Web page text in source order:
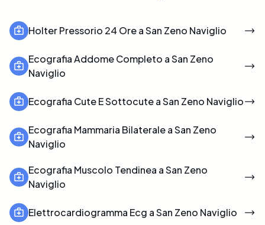
Holter Pressorio 24 Ore a San Zeno Naviglio
Ecografia Addome Completo a San Zeno
Naviglio
Ecografia Cute E Sottocute a San Zeno Naviglio
Ecografia Mammaria Bilaterale a San Zeno
Naviglio
Ecografia Muscolo Tendinea a San Zeno
Naviglio
Elettrocardiogramma Ecg a San Zeno Naviglio